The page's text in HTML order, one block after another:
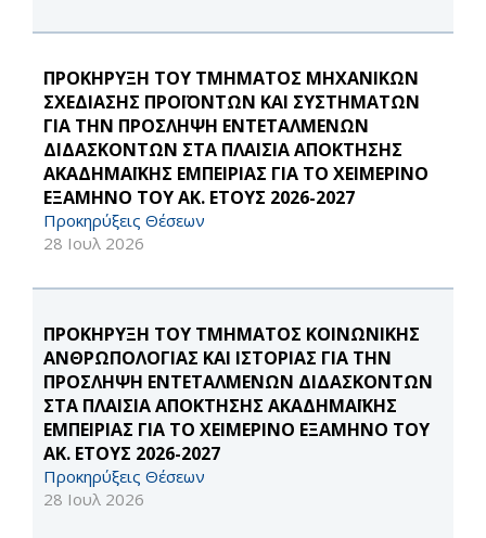
ΠΡΟΚΗΡΥΞΗ ΤΟΥ ΤΜΗΜΑΤΟΣ ΜΗΧΑΝΙΚΩΝ
ΣΧΕΔΙΑΣΗΣ ΠΡΟΪΟΝΤΩΝ ΚΑΙ ΣΥΣΤΗΜΑΤΩΝ
ΓΙΑ ΤΗΝ ΠΡΟΣΛΗΨΗ ΕΝΤΕΤΑΛΜΕΝΩΝ
ΔΙΔΑΣΚΟΝΤΩΝ ΣΤΑ ΠΛΑΙΣΙΑ ΑΠΟΚΤΗΣΗΣ
ΑΚΑΔΗΜΑΪΚΗΣ ΕΜΠΕΙΡΙΑΣ ΓΙΑ ΤΟ ΧΕΙΜΕΡΙΝΟ
ΕΞΑΜΗΝΟ ΤΟΥ ΑΚ. ΕΤΟΥΣ 2026-2027
Προκηρύξεις Θέσεων
28 Ιουλ 2026
ΠΡΟΚΗΡΥΞΗ ΤΟΥ ΤΜΗΜΑΤΟΣ ΚΟΙΝΩΝΙΚΗΣ
ΑΝΘΡΩΠΟΛΟΓΙΑΣ ΚΑΙ ΙΣΤΟΡΙΑΣ ΓΙΑ ΤΗΝ
ΠΡΟΣΛΗΨΗ ΕΝΤΕΤΑΛΜΕΝΩΝ ΔΙΔΑΣΚΟΝΤΩΝ
ΣΤΑ ΠΛΑΙΣΙΑ ΑΠΟΚΤΗΣΗΣ ΑΚΑΔΗΜΑΪΚΗΣ
ΕΜΠΕΙΡΙΑΣ ΓΙΑ ΤΟ ΧΕΙΜΕΡΙΝΟ ΕΞΑΜΗΝΟ ΤΟΥ
ΑΚ. ΕΤΟΥΣ 2026-2027
Προκηρύξεις Θέσεων
28 Ιουλ 2026